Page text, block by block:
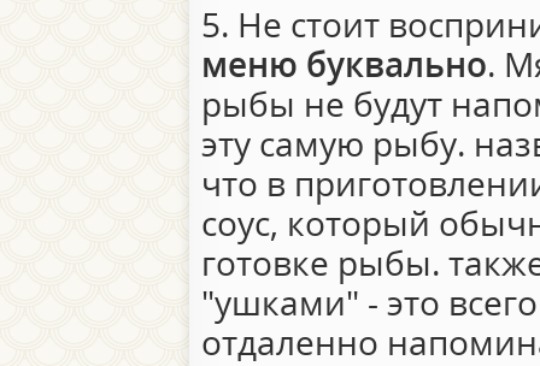
5. Не стоит
меню буквально.
рыбы не будут
эту самую рыбу.
что в
соус, который
готовке рыбы.
"ушками" - это
отдаленно